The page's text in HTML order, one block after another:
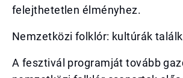
felejthetetlen élményhez.
Nemzetközi folklór: kultúrák
A fesztivál programját tovább